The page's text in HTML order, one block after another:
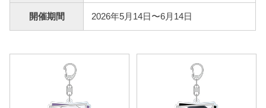
開催期間 2026年5月14日〜6月14日